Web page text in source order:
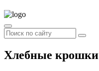
Хлебные крошки